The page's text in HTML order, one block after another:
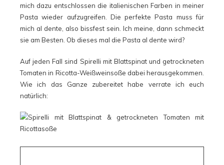
mich dazu entschlossen die italienischen Farben in meiner
Pasta wieder aufzugreifen. Die perfekte Pasta muss für
mich al dente, also bissfest sein. Ich meine, dann schmeckt
sie am Besten. Ob dieses mal die Pasta al dente wird?
Auf jeden Fall sind Spirelli mit Blattspinat und getrockneten
Tomaten in Ricotta-Weißweinsoße dabei herausgekommen.
Wie ich das Ganze zubereitet habe verrate ich euch
natürlich: